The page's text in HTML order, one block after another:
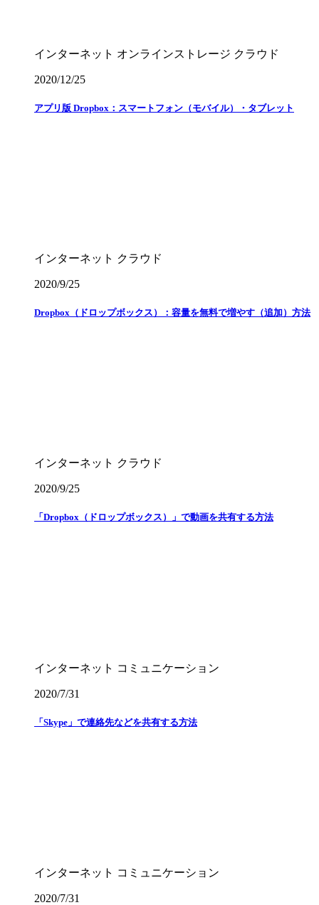
インターネット オンラインストレージ クラウド
2020/12/25
アプリ版 Dropbox：スマートフォン（モバイル）・タブレット
インターネット クラウド
2020/9/25
Dropbox（ドロップボックス）：容量を無料で増やす（追加）方法
インターネット クラウド
2020/9/25
「Dropbox（ドロップボックス）」で動画を共有する方法
インターネット コミュニケーション
2020/7/31
「Skype」で連絡先などを共有する方法
インターネット コミュニケーション
2020/7/31